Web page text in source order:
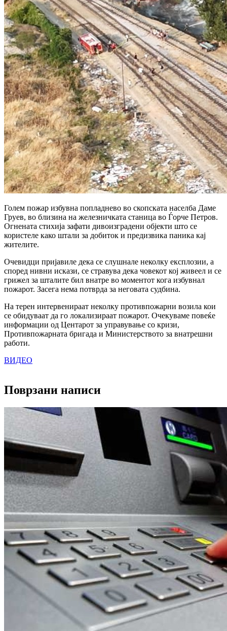
Голем пожар избувна попладнево во скопската населба Даме
Груев, во близина на железничката станица во Ѓорче Петров.
Огнената стихија зафати дивоизградени објекти што се
користеле како штали за добиток и предизвика паника кај
жителите.
Очевидци пријавиле дека се слушнале неколку експлозии, а
според нивни искази, се стравува дека човекот кој живеел и се
грижел за шталите бил внатре во моментот кога избувнал
пожарот. Засега нема потврда за неговата судбина.
На терен интервенираат неколку противпожарни возила кои
се обидуваат да го локализираат пожарот. Очекуваме повеќе
информации од Центарот за управување со кризи,
Противпожарната бригада и Министерството за внатрешни
работи.
ВИДЕО
Поврзани написи